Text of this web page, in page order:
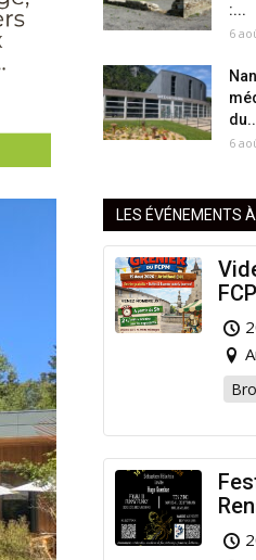
:...
6
6
LES ÉVÉNEMENTS